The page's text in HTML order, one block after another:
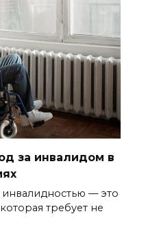
за инвалидом в
— это
требует не